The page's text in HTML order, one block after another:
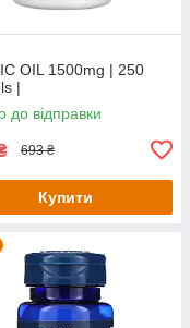
OIL 1500mg | 250
|
до відправки
693 ₴
Купити